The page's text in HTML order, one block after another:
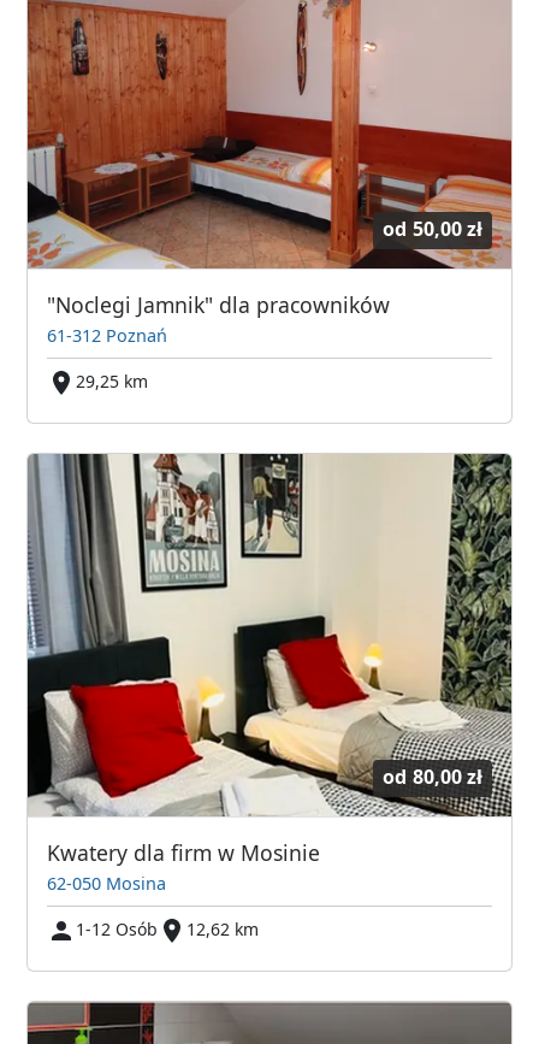
od 50,00 zł
"Noclegi Jamnik" dla pracowników
61-312 Poznań
29,25 km
od 80,00 zł
Kwatery dla firm w Mosinie
62-050 Mosina
1-12 Osób
12,62 km